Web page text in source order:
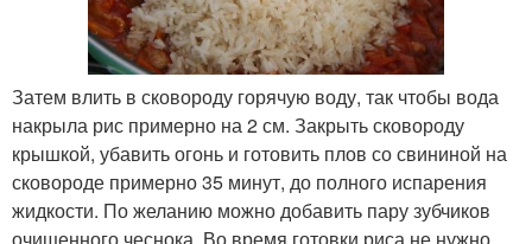
Затем влить в сковороду горячую воду, так чтобы вода
накрыла рис примерно на 2 см. Закрыть сковороду
крышкой, убавить огонь и готовить плов со свининой на
сковороде примерно 35 минут, до полного испарения
жидкости. По желанию можно добавить пару зубчиков